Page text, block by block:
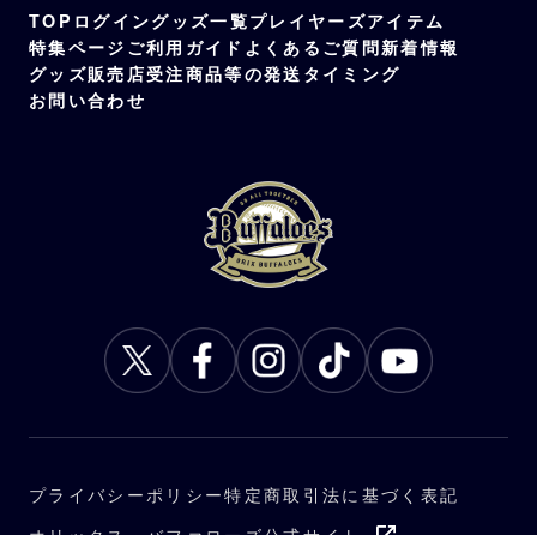
TOP ログイングッズ一覧プレイヤーズアイテム
特集ページ ご利用ガイド よくあるご質問新着情報
グッズ販売店受注商品等の発送タイミング
お問い合わせ
プライバシーポリシー特定商取引法に基づく表記